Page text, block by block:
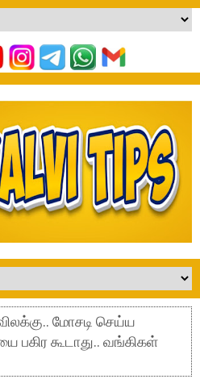
மோசடி செய்ய
பகிர கூடாது.. வங்கிகள்